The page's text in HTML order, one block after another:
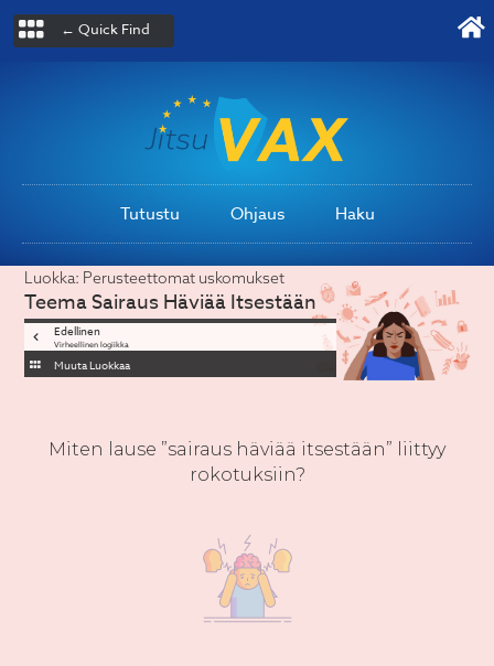
← Quick Find
Tutustu Ohjaus Haku
Luokka: Perusteettomat uskomukset
TeemaSairaus Häviää Itsestään
Edellinen
Virheellinen logiikka
Muuta Luokkaa
Miten lause ”sairaus häviää itsestään” liittyy
rokotuksiin?